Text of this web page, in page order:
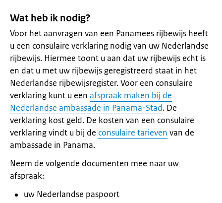
Wat heb ik nodig?
Voor het aanvragen van een Panamees rijbewijs heeft
u een consulaire verklaring nodig van uw Nederlandse
rijbewijs. Hiermee toont u aan dat uw rijbewijs echt is
en dat u met uw rijbewijs geregistreerd staat in het
Nederlandse rijbewijsregister. Voor een consulaire
verklaring kunt u een afspraak maken bij de
Nederlandse ambassade in Panama-Stad. De
verklaring kost geld. De kosten van een consulaire
verklaring vindt u bij de consulaire tarieven van de
ambassade in Panama.
Neem de volgende documenten mee naar uw
afspraak:
uw Nederlandse paspoort